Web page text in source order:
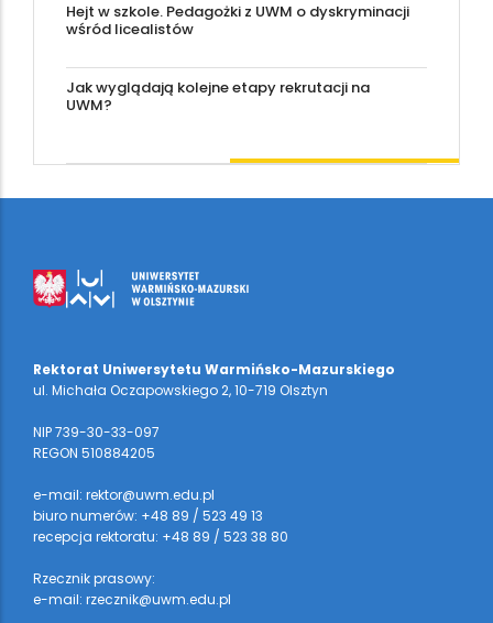
Hejt w szkole. Pedagożki z UWM o dyskryminacji
wśród licealistów
Jak wyglądają kolejne etapy rekrutacji na
UWM?
Rektorat Uniwersytetu Warmińsko-Mazurskiego
ul. Michała Oczapowskiego 2, 10-719 Olsztyn
NIP 739-30-33-097
REGON 510884205
e-mail: rektor@uwm.edu.pl
biuro numerów: +48 89 / 523 49 13
recepcja rektoratu: +48 89 / 523 38 80
Rzecznik prasowy:
e-mail: rzecznik@uwm.edu.pl